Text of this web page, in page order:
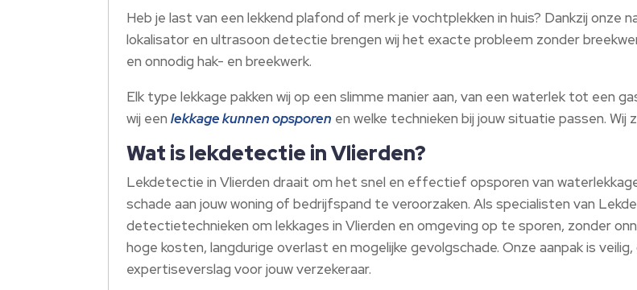
Heb je last van een lekkend plafond of merk je vochtplekken in huis? Dankzij onze
lokalisator en ultrasoon detectie brengen wij het exacte probleem zonder
en onnodig hak- en breekwerk.​
Elk type lekkage pakken wij op een slimme manier aan, van een waterlek tot een
wij eenlekkage kunnen opsporen en welke technieken bij jouw situatie passen.​ Wij
Wat is lekdetectie in Vlierden?
Lekdetectie in Vlierden draait om het snel en effectief opsporen van
schade aan jouw woning of bedrijfspand te veroorzaken.​ Als specialisten van
detectietechnieken om lekkages in Vlierden en omgeving op te sporen, zonder
hoge kosten, langdurige overlast en mogelijke gevolgschade.​ Onze aanpak is
expertiseverslag voor jouw verzekeraar.​